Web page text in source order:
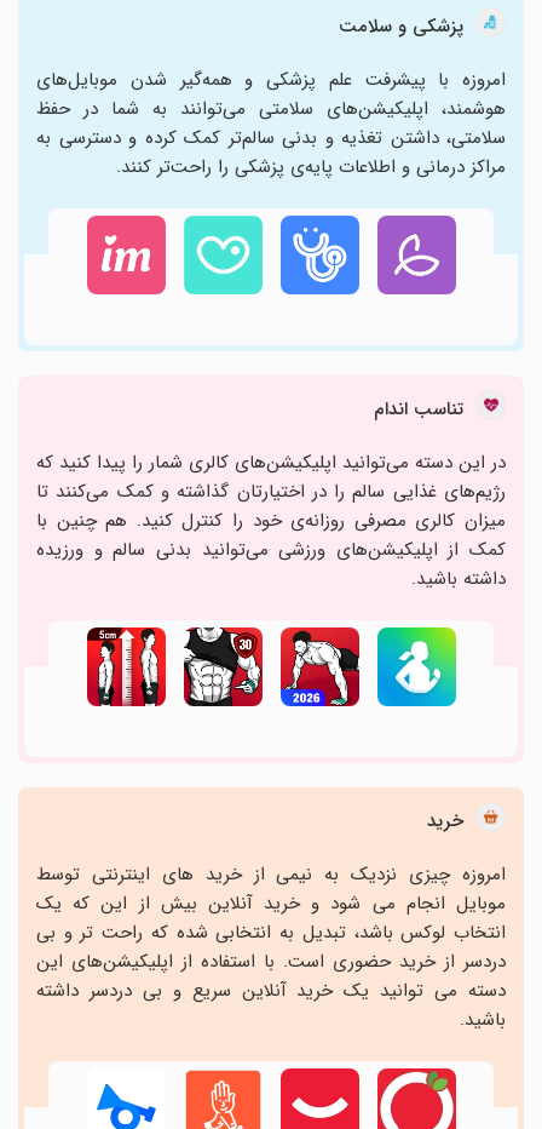
پزشکی و سلامت
امروزه با پیشرفت علم پزشکی و همه‌گیر شدن موبایل‌های
هوشمند، اپلیکیشن‌های سلامتی می‌توانند به شما در حفظ
سلامتی، داشتن تغذیه و بدنی سالم‌تر کمک کرده و دسترسی به
مراکز درمانی و اطلاعات پایه‌ی پزشکی را راحت‌تر کنند.
تناسب اندام
در این دسته می‌توانید اپلیکیشن‌های کالری شمار را پیدا کنید که
رژیم‌های غذایی سالم را در اختیارتان گذاشته و کمک می‌کنند تا
میزان کالری مصرفی روزانه‌ی خود را کنترل کنید. هم چنین با
کمک از اپلیکیشن‌های ورزشی می‌توانید بدنی سالم و ورزیده
داشته باشید.
خرید
امروزه چیزی نزدیک به نیمی از خرید های اینترنتی توسط
موبایل انجام می شود و خرید آنلاین بیش از این که یک
انتخاب لوکس باشد، تبدیل به انتخابی شده که راحت تر و بی
دردسر از خرید حضوری است. با استفاده از اپلیکیشن‌های این
دسته می توانید یک خرید آنلاین سریع و بی دردسر داشته
باشید.